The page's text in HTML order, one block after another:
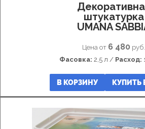
штукатурка
UMANA
Цена от 6 480 руб.
Фасовка: 2,5 л / Расход:
В КОРЗИНУ КУПИТЬ